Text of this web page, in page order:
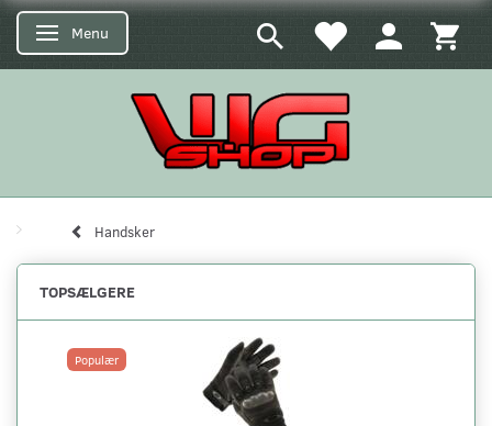
Skifte navigation
Menu
Handsker
TOPSÆLGERE
Populær